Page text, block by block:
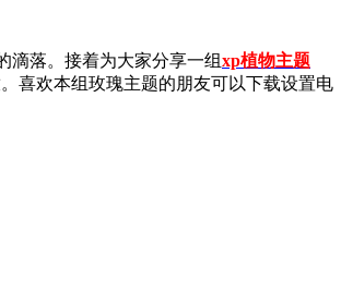
落。接着为大家分享一组xp植物主题
喜欢本组玫瑰主题的朋友可以下载设置电